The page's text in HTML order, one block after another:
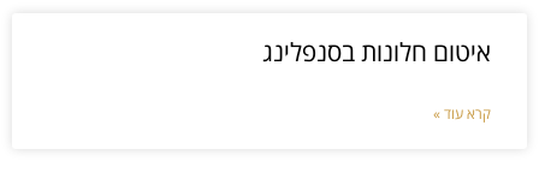
איטום חלונות בסנפלינג
קרא עוד »